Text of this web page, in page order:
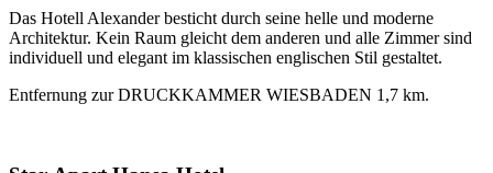
Das Hotell Alexander besticht durch seine helle und moderne
Architektur. Kein Raum gleicht dem anderen und alle Zimmer sind
individuell und elegant im klassischen englischen Stil gestaltet.
Entfernung zur DRUCKKAMMER WIESBADEN 1,7 km.